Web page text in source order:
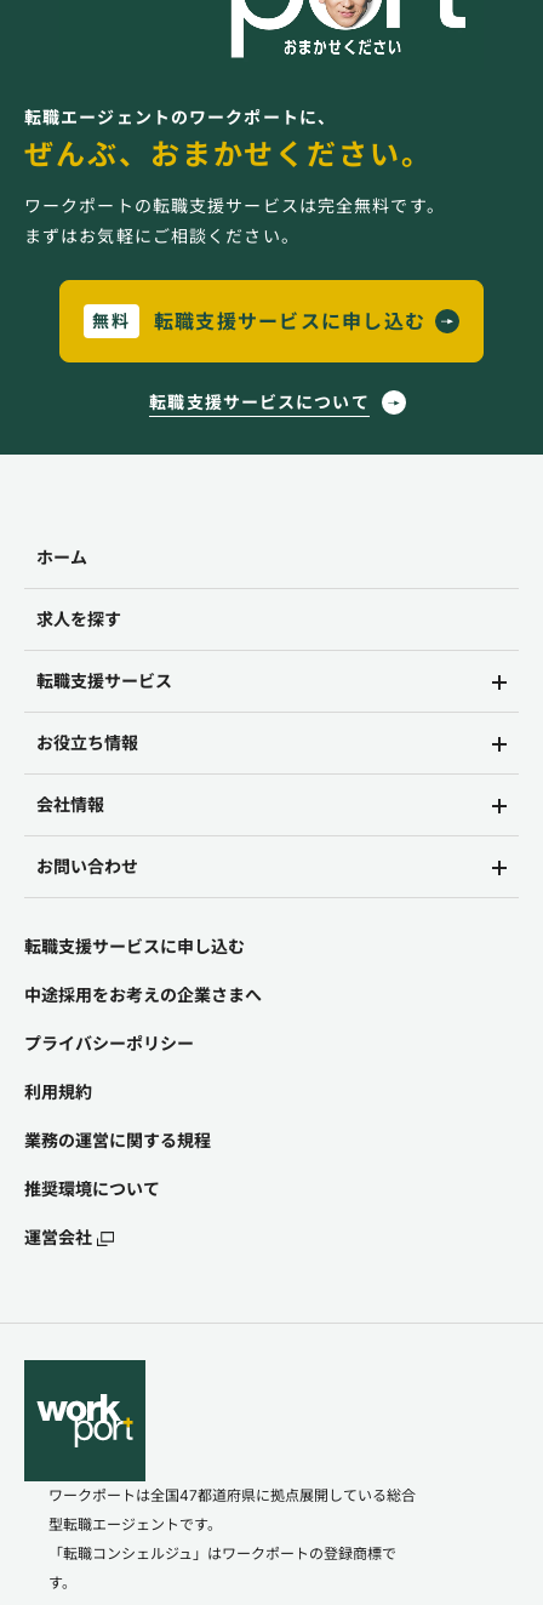
転職エージェントのワークポートに、
ぜんぶ、おまかせください。
ワークポートの転職支援サービスは完全無料です。
まずはお気軽にご相談ください。
無料 転職支援サービスに申し込む
転職支援サービスについて
ホーム
求人を探す
転職支援サービス
お役立ち情報
会社情報
お問い合わせ
転職支援サービスに申し込む
中途採用をお考えの企業さまへ
プライバシーポリシー
利用規約
業務の運営に関する規程
推奨環境について
運営会社
ワークポートは全国47都道府県に拠点展開している総合
型転職エージェントです。
「転職コンシェルジュ」はワークポートの登録商標で
す。